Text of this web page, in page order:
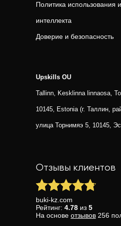
Политика использования
интеллекта
Доверие и безопасность
Upskills OU
Tallinn, Kesklinna linnaosa,
10145, Estonia (г. Таллин,
улица Торнимяэ 5, 10145,
Отзывы клиентов
buki-kz.com
Рейтинг: 4.78 из 5
На основе отзывов 256